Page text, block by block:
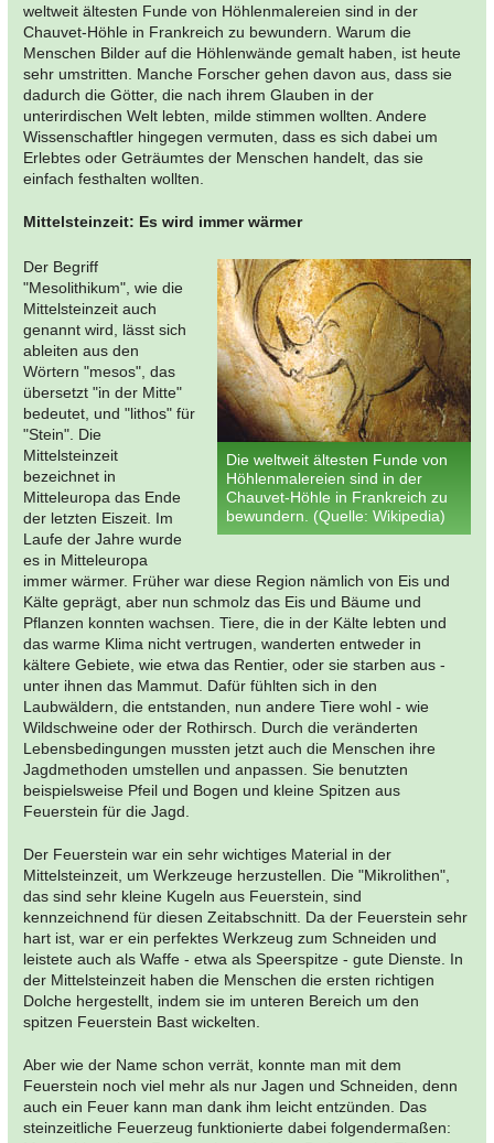
weltweit ältesten Funde von Höhlenmalereien sind in der
Chauvet-Höhle in Frankreich zu bewundern. Warum die
Menschen Bilder auf die Höhlenwände gemalt haben, ist heute
sehr umstritten. Manche Forscher gehen davon aus, dass sie
dadurch die Götter, die nach ihrem Glauben in der
unterirdischen Welt lebten, milde stimmen wollten. Andere
Wissenschaftler hingegen vermuten, dass es sich dabei um
Erlebtes oder Geträumtes der Menschen handelt, das sie
einfach festhalten wollten.
Mittelsteinzeit: Es wird immer wärmer
Die weltweit ältesten Funde von
Höhlenmalereien sind in der
Chauvet-Höhle in Frankreich zu
bewundern. (Quelle: Wikipedia)
Der Begriff
"Mesolithikum", wie die
Mittelsteinzeit auch
genannt wird, lässt sich
ableiten aus den
Wörtern "mesos", das
übersetzt "in der Mitte"
bedeutet, und "lithos" für
"Stein". Die
Mittelsteinzeit
bezeichnet in
Mitteleuropa das Ende
der letzten Eiszeit. Im
Laufe der Jahre wurde
es in Mitteleuropa
immer wärmer. Früher war diese Region nämlich von Eis und
Kälte geprägt, aber nun schmolz das Eis und Bäume und
Pflanzen konnten wachsen. Tiere, die in der Kälte lebten und
das warme Klima nicht vertrugen, wanderten entweder in
kältere Gebiete, wie etwa das Rentier, oder sie starben aus -
unter ihnen das Mammut. Dafür fühlten sich in den
Laubwäldern, die entstanden, nun andere Tiere wohl - wie
Wildschweine oder der Rothirsch. Durch die veränderten
Lebensbedingungen mussten jetzt auch die Menschen ihre
Jagdmethoden umstellen und anpassen. Sie benutzten
beispielsweise Pfeil und Bogen und kleine Spitzen aus
Feuerstein für die Jagd.
Der Feuerstein war ein sehr wichtiges Material in der
Mittelsteinzeit, um Werkzeuge herzustellen. Die "Mikrolithen",
das sind sehr kleine Kugeln aus Feuerstein, sind
kennzeichnend für diesen Zeitabschnitt. Da der Feuerstein sehr
hart ist, war er ein perfektes Werkzeug zum Schneiden und
leistete auch als Waffe - etwa als Speerspitze - gute Dienste. In
der Mittelsteinzeit haben die Menschen die ersten richtigen
Dolche hergestellt, indem sie im unteren Bereich um den
spitzen Feuerstein Bast wickelten.
Aber wie der Name schon verrät, konnte man mit dem
Feuerstein noch viel mehr als nur Jagen und Schneiden, denn
auch ein Feuer kann man dank ihm leicht entzünden. Das
steinzeitliche Feuerzeug funktionierte dabei folgendermaßen: